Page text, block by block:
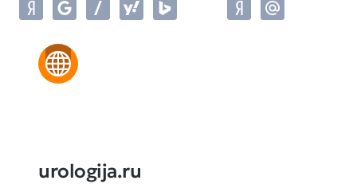
urologija.ru